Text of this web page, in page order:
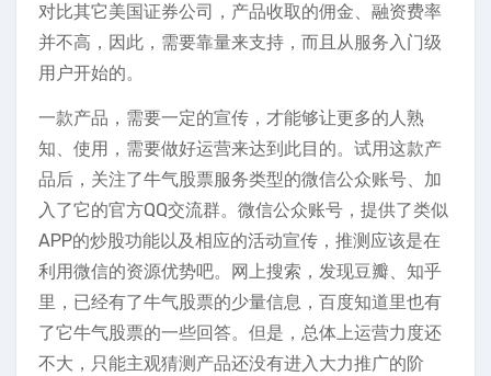
对比其它美国证券公司，产品收取的佣金、融资费率
并不高，因此，需要靠量来支持，而且从服务入门级
用户开始的。
一款产品，需要一定的宣传，才能够让更多的人熟
知、使用，需要做好运营来达到此目的。试用这款产
品后，关注了牛气股票服务类型的微信公众账号、加
入了它的官方QQ交流群。微信公众账号，提供了类似
APP的炒股功能以及相应的活动宣传，推测应该是在
利用微信的资源优势吧。网上搜索，发现豆瓣、知乎
里，已经有了牛气股票的少量信息，百度知道里也有
了它牛气股票的一些回答。但是，总体上运营力度还
不大，只能主观猜测产品还没有进入大力推广的阶